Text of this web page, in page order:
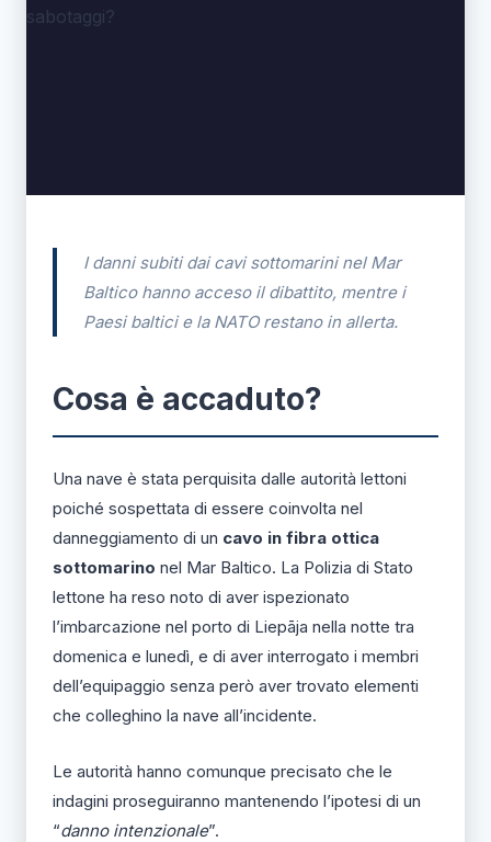
I danni subiti dai cavi sottomarini nel Mar
Baltico hanno acceso il dibattito, mentre i
Paesi baltici e la NATO restano in allerta.
Cosa è accaduto?
Una nave è stata perquisita dalle autorità lettoni
poiché sospettata di essere coinvolta nel
danneggiamento di un cavo in fibra ottica
sottomarino nel Mar Baltico. La Polizia di Stato
lettone ha reso noto di aver ispezionato
l’imbarcazione nel porto di Liepāja nella notte tra
domenica e lunedì, e di aver interrogato i membri
dell’equipaggio senza però aver trovato elementi
che colleghino la nave all’incidente.
Le autorità hanno comunque precisato che le
indagini proseguiranno mantenendo l’ipotesi di un
“danno intenzionale”.